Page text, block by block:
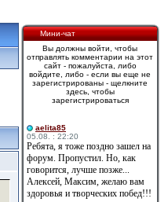
Мини-чат
Вы должны войти, чтобы
отправлять комментарии на этот
сайт - пожалуйста, либо
войдите, либо - если вы еще не
зарегистрированы - щелкните
здесь, чтобы
зарегистрироваться
aelita85
05.08. : 22:20
Ребята, я тоже поздно зашел на
форум. Пропустил. Но, как
говорится, лучше позже...
Алексей, Максим, желаю вам
здоровья и творческих побед!!!